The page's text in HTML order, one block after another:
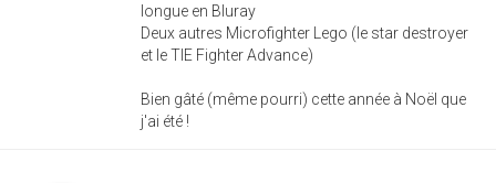
longue en Bluray
Deux autres Microfighter Lego (le star destroyer
et le TIE Fighter Advance)
Bien gâté (même pourri) cette année à Noël que
j'ai été !